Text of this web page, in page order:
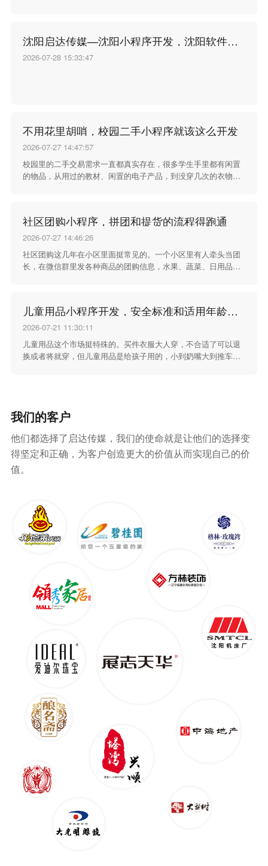
沈阳启达传媒—沈阳小程序开发，沈阳软件开发
2026-07-28 15:33:47
不用花里胡哨，校园二手小程序就该这么开发
2026-07-27 14:47:57
校园里的二手交易需求一直都真实存在，很多学生手里都有闲置
的物品，从用过的教材、闲置的电子产品，到没穿几次的衣物、
西的时候要翻很久的聊天记录，发布的消息没几天就被新内容顶
没了，交易双方也很难快速对上时间和地点，整个过程效率很
的二手商品小程序，就是为了把这些零散的交易需求收拢起来，
给学生提供一个更顺手的线上交易空间。
社区团购小程序，拼团和提货的流程得跑通
2026-07-27 14:46:26
社区团购这几年在小区里面挺常见的。一个小区里有人牵头当团
长，在微信群里发各种商品的团购信息，水果、蔬菜、日用品、
时间，下了楼就能拿到。但群接龙的方式有个问题，就是统计起
来特别麻烦，谁报了谁没报、谁付了钱谁还没付，靠群里一条条
消息来回对，漏单错单的情况不少。
儿童用品小程序开发，安全标准和适用年龄得标清楚
2026-07-21 11:30:11
儿童用品这个市场挺特殊的。买件衣服大人穿，不合适了可以退
换或者将就穿，但儿童用品是给孩子用的，小到奶嘴大到推车，
把产品安全标准和适用年龄这两个核心信息做足做好。
我们的客户
他们都选择了启达传媒，我们的使命就是让他们的选择变
得坚定和正确，为客户创造更大的价值从而实现自己的价
值。